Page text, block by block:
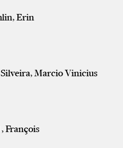
Erin
Marcio Vinicius
François